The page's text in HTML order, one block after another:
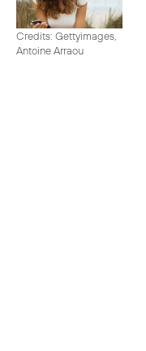
Credits: Gettyimages,
Antoine Arraou